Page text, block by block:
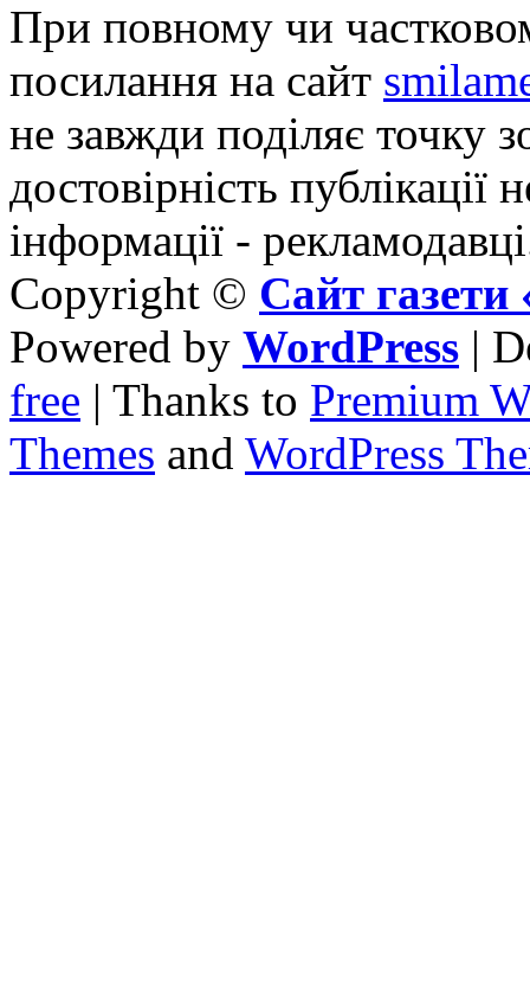
При повному чи
посилання на сайт
не завжди поділяє точку
достовірність публікації
інформації -
Copyright © Сайт
Powered by WordPress |
free | Thanks to Premium
Themes and WordPress